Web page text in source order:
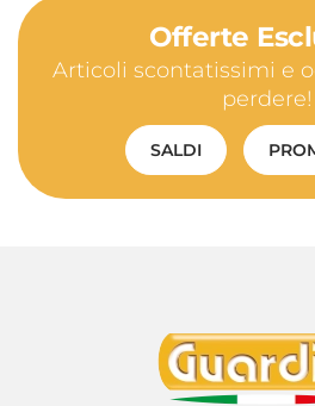
Offerte
Articoli scontatissimi e
perdere!
SALDI